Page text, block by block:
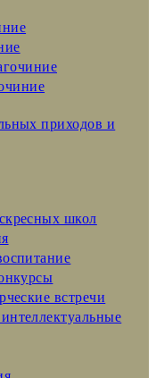
приходов и
школ
встречи